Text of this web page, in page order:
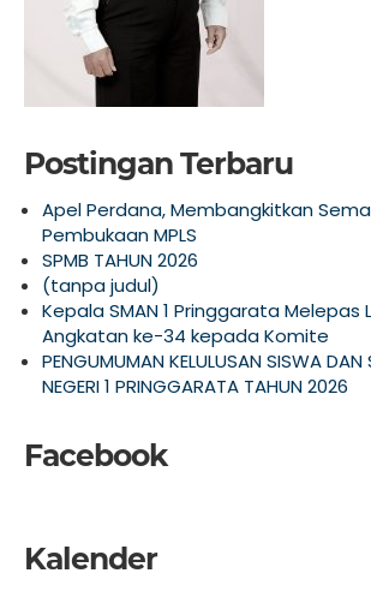
Postingan Terbaru
Apel Perdana, Membangkitkan
Pembukaan MPLS
SPMB TAHUN 2026
(tanpa judul)
Kepala SMAN 1 Pringgarata Melepas
Angkatan ke-34 kepada Komite
PENGUMUMAN KELULUSAN SISWA DAN
NEGERI 1 PRINGGARATA TAHUN 2026
Facebook
Kalender